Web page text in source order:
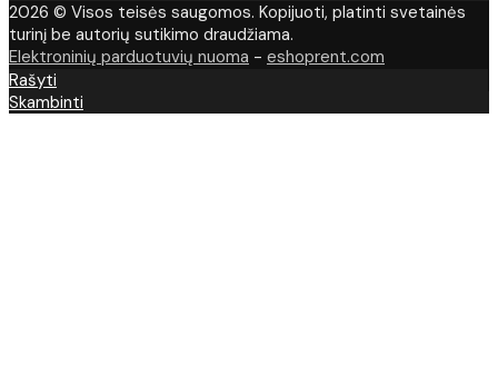
2026 © Visos teisės saugomos. Kopijuoti, platinti svetainės
turinį be autorių sutikimo draudžiama.
Elektroninių parduotuvių nuoma - eshoprent.com
Rašyti
Skambinti